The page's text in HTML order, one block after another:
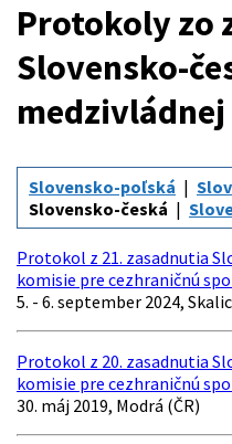
Protokoly zo
Slovensko-
Slovensko-poľská
Slovensko-česká
Protokol z 21. zasadnutia
komisie pre cezhraničnú
5. - 6. september 2024,
Protokol z 20. zasadnutia
komisie pre cezhraničnú
30. máj 2019, Modrá (ČR)